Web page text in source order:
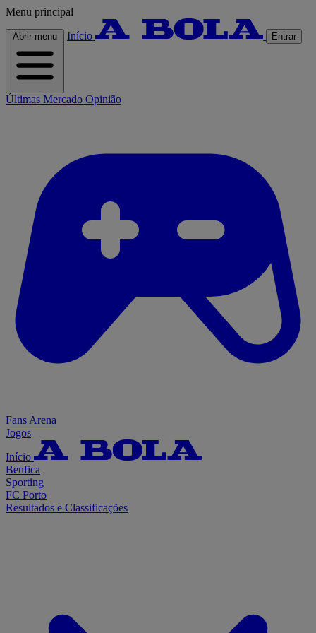
Menu principal
Abrir menu Início Entrar
Últimas Mercado Opinião
Fans Arena
Jogos
Início
Benfica
Sporting
FC Porto
Resultados e Classificações